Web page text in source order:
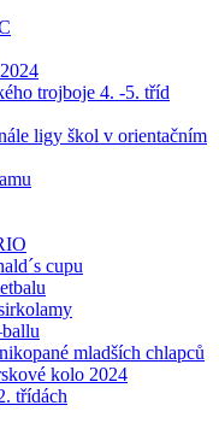
trojboje 4. -5. tříd
ligy škol v orientačním
cupu
mladších chlapců
kolo 2024
třídách